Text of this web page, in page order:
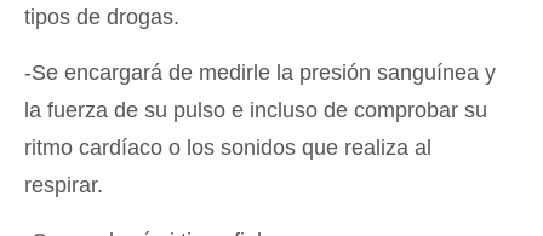
tipos de drogas.
-Se encargará de medirle la presión sanguínea y
la fuerza de su pulso e incluso de comprobar su
ritmo cardíaco o los sonidos que realiza al
respirar.